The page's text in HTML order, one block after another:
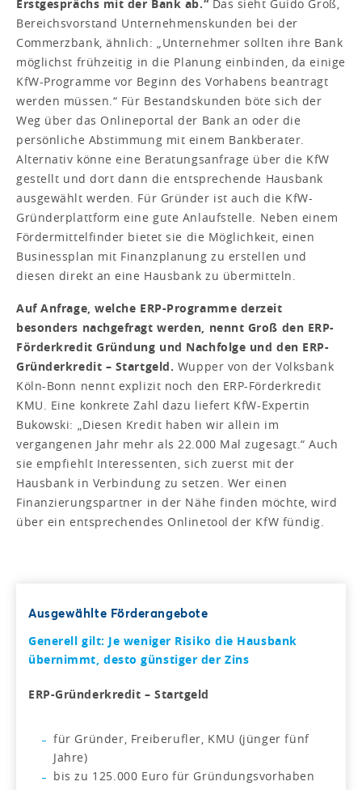
Erstgesprächs mit der Bank ab.“ Das sieht Guido Groß,
Bereichsvorstand Unternehmenskunden bei der
Commerzbank, ähnlich: „Unternehmer sollten ihre Bank
möglichst frühzeitig in die Planung einbinden, da einige
KfW-Programme vor Beginn des Vorhabens beantragt
werden müssen.“ Für Bestandskunden böte sich der
Weg über das Onlineportal der Bank an oder die
persönliche Abstimmung mit einem Bankberater.
Alternativ könne eine Beratungsanfrage über die KfW
gestellt und dort dann die entsprechende Hausbank
ausgewählt werden. Für Gründer ist auch die KfW-
Gründerplattform eine gute Anlaufstelle. Neben einem
Fördermittelfinder bietet sie die Möglichkeit, einen
Businessplan mit Finanzplanung zu erstellen und
diesen direkt an eine Hausbank zu übermitteln.
Auf Anfrage, welche ERP-Programme derzeit
besonders nachgefragt werden, nennt Groß den ERP-
Förderkredit Gründung und Nachfolge und den ERP-
Gründerkredit – Startgeld. Wupper von der Volksbank
Köln-Bonn nennt explizit noch den ERP-Förderkredit
KMU. Eine konkrete Zahl dazu liefert KfW-Expertin
Bukowski: „Diesen Kredit haben wir allein im
vergangenen Jahr mehr als 22.000 Mal zugesagt.“ Auch
sie empfiehlt Interessenten, sich zuerst mit der
Hausbank in Verbindung zu setzen. Wer einen
Finanzierungspartner in der Nähe finden möchte, wird
über ein entsprechendes Onlinetool der KfW fündig.
Ausgewählte Förderangebote
Generell gilt: Je weniger Risiko die Hausbank
übernimmt, desto günstiger der Zins
ERP-Gründerkredit – Startgeld
für Gründer, Freiberufler, KMU (jünger fünf
Jahre)
bis zu 125.000 Euro für Gründungsvorhaben